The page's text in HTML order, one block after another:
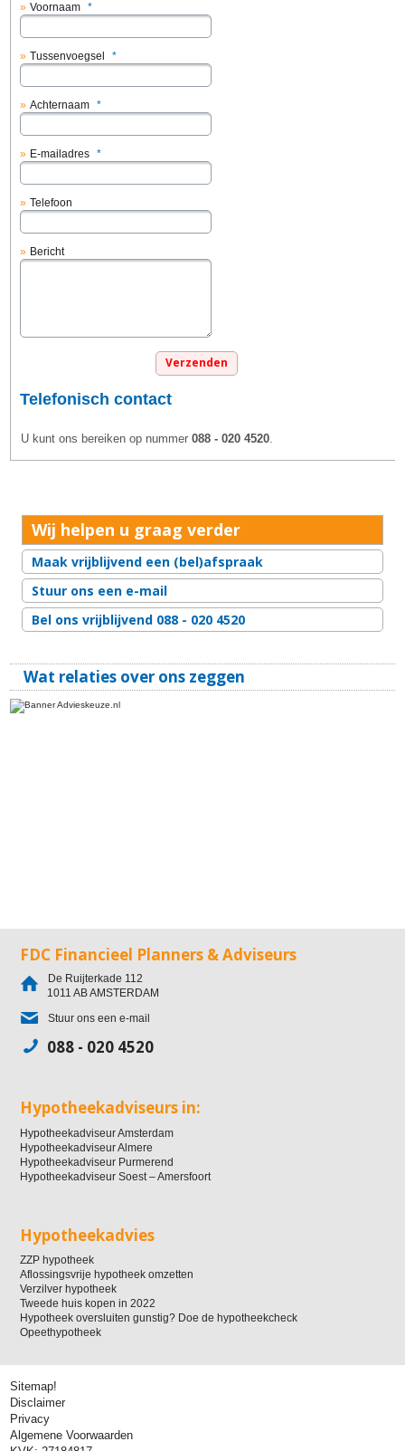
Voornaam *
Tussenvoegsel *
Achternaam *
E-mailadres *
Telefoon
Bericht
Telefonisch contact
U kunt ons bereiken op nummer088 - 020 4520.
Wij helpen u graag verder
Maak vrijblijvend een (bel)afspraak
Stuur ons een e-mail
Bel ons vrijblijvend 088 - 020 4520
Wat relaties over ons zeggen
FDC Financieel Planners & Adviseurs
De Ruijterkade 112
1011 ABAMSTERDAM
Stuur ons een e-mail
088 - 020 4520
Hypotheekadviseurs in:
Hypotheekadviseur Amsterdam
Hypotheekadviseur Almere
Hypotheekadviseur Purmerend
Hypotheekadviseur Soest – Amersfoort
Hypotheekadvies
ZZP hypotheek
Aflossingsvrije hypotheek omzetten
Verzilver hypotheek
Tweede huis kopen in 2022
Hypotheek oversluiten gunstig? Doe de hypotheekcheck
Opeethypotheek
Sitemap!
Disclaimer
Privacy
Algemene Voorwaarden